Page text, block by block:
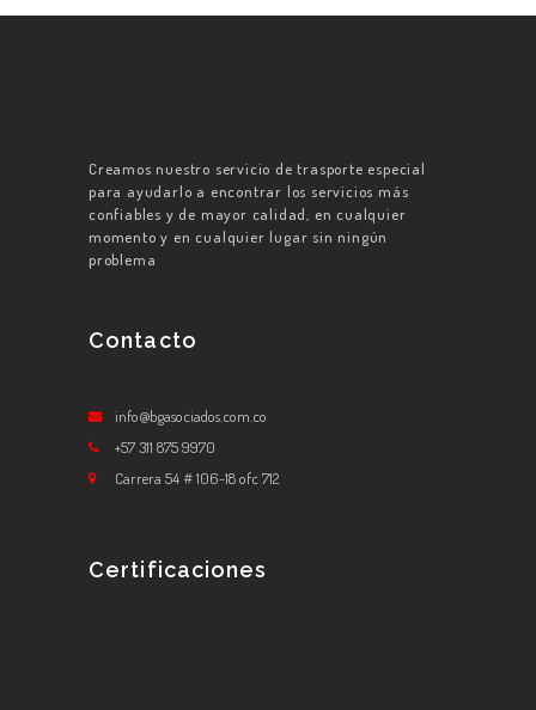
Creamos nuestro servicio de trasporte especial
para ayudarlo a encontrar los servicios más
confiables y de mayor calidad, en cualquier
momento y en cualquier lugar sin ningún
problema
Contacto
info@bgasociados.com.co
+57 311 875 9970
Carrera 54 # 106-18 ofc 712
Certificaciones